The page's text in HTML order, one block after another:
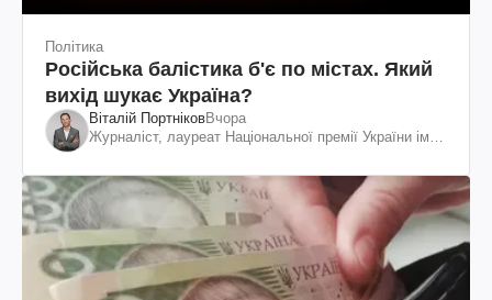
Політика
Російська балістика б'є по містах. Який
вихід шукає Україна?
Віталій ПортніковВчора
Журналіст, лауреат Національної премії України ім.